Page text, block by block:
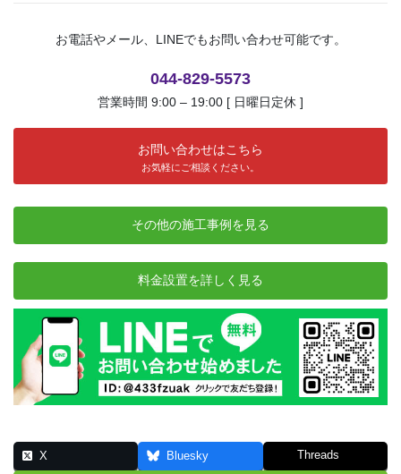
お電話やメール、LINEでもお問い合わせ可能です。
044-829-5573
営業時間 9:00 – 19:00 [ 日曜日定休 ]
お問い合わせはこちら
お気軽にご相談ください。
その他の施工事例を見る
料金設置を詳しく見る
X Bluesky Threads